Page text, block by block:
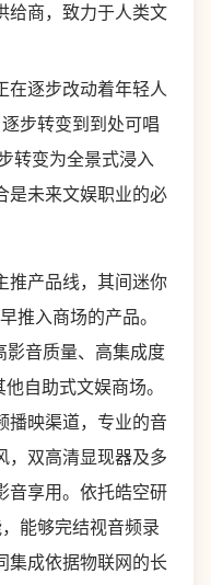
给商，致力于人类文
在逐步改动着年轻人
逐步转变到到处可唱
转变为全景式浸入
是未来文娱职业的必
推产品线，其间迷你
推入商场的产品。
影音质量、高集成度
他自助式文娱商场。
播映渠道，专业的音
，双高清显现器及多
音享用。依托皓空研
能够完结视音频录
集成依据物联网的长